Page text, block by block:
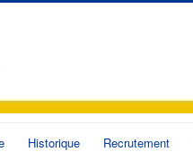
Historique Recrutement